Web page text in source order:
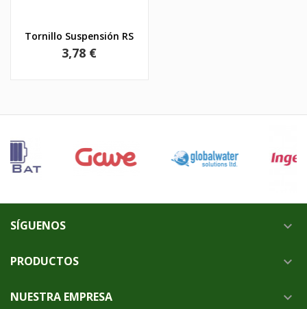
Tornillo Suspensión RS
Precio
3,78 €
SÍGUENOS 
PRODUCTOS 
NUESTRA EMPRESA 